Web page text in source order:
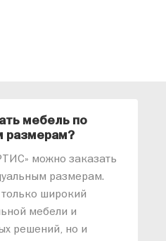
мебель по
размерам?
можно заказать
размерам.
широкий
мебели и
решений, но и